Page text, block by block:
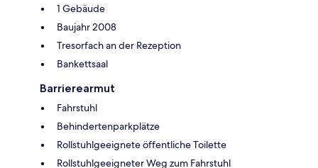
1 Gebäude
Baujahr 2008
Tresorfach an der Rezeption
Bankettsaal
Barrierearmut
Fahrstuhl
Behindertenparkplätze
Rollstuhlgeeignete öffentliche Toilette
Rollstuhlgeeigneter Weg zum Fahrstuhl